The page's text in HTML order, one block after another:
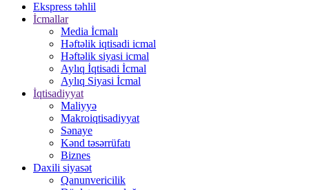
Ekspress təhlil
İcmallar
Media İcmalı
Həftəlik iqtisadi icmal
Həftəlik siyasi icmal
Aylıq İqtisadi İcmal
Aylıq Siyasi İcmal
İqtisadiyyat
Maliyyə
Makroiqtisadiyyat
Sənaye
Kənd təsərrüfatı
Biznes
Daxili siyasət
Qanunvericilik